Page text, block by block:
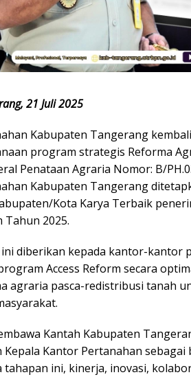
21 Juli 2025
Kabupaten Tangerang
program strategis Reforma
Penataan Agraria Nomor: B/
Kabupaten Tangerang
Kota Karya Terbaik
Tahun 2025.
diberikan kepada kantor-kantor
Access Reform secara
agraria pasca-redistribusi tanah
Kantah Kabupaten
Kepala Kantor Pertanahan
tahapan ini, kinerja, inovasi,